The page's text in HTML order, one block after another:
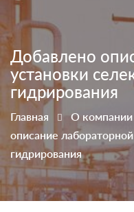
Добавлено
установки
гидрирования
Главная О компании
описание
гидрирования